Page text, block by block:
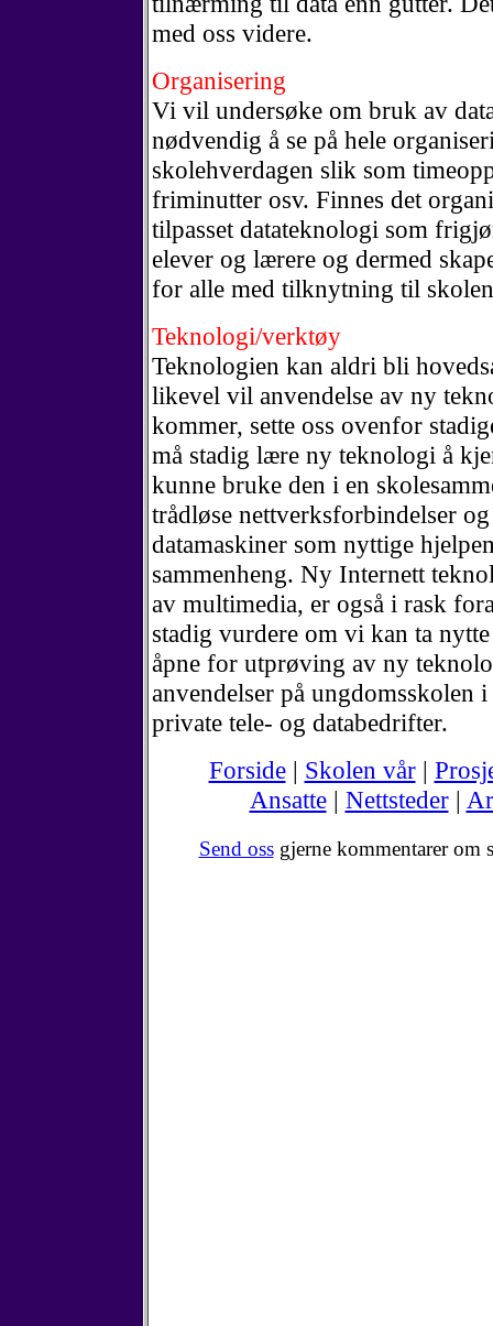
med oss videre.
Organisering
Vi vil undersøke om bruk av
nødvendig å se på hele
skolehverdagen slik som
friminutter osv. Finnes det
tilpasset datateknologi som
elever og lærere og dermed
for alle med tilknytning til
Teknologi/verktøy
Teknologien kan aldri bli
likevel vil anvendelse av ny
kommer, sette oss ovenfor
må stadig lære ny teknologi å
kunne bruke den i en
trådløse nettverksforbindelser
datamaskiner som nyttige
sammenheng. Ny Internett
av multimedia, er også i rask
stadig vurdere om vi kan ta
åpne for utprøving av ny
anvendelser på ungdomsskolen
private tele- og databedrifter.
Forside| Skolen vår|
Ansatte| Nettsteder|
Send ossgjerne kommentarer om